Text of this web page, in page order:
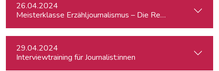
26.04.2024
Meisterklasse Erzähljournalismus – Die
29.04.2024
Interviewtraining für Journalist:innen